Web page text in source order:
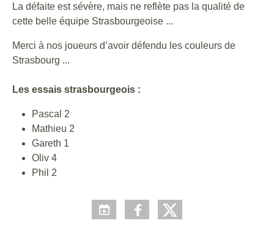
La défaite est sévère, mais ne reflète pas la qualité de
cette belle équipe Strasbourgeoise ...
Merci à nos joueurs d’avoir défendu les couleurs de
Strasbourg ...
Les essais strasbourgeois :
Pascal 2
Mathieu 2
Gareth 1
Oliv 4
Phil 2